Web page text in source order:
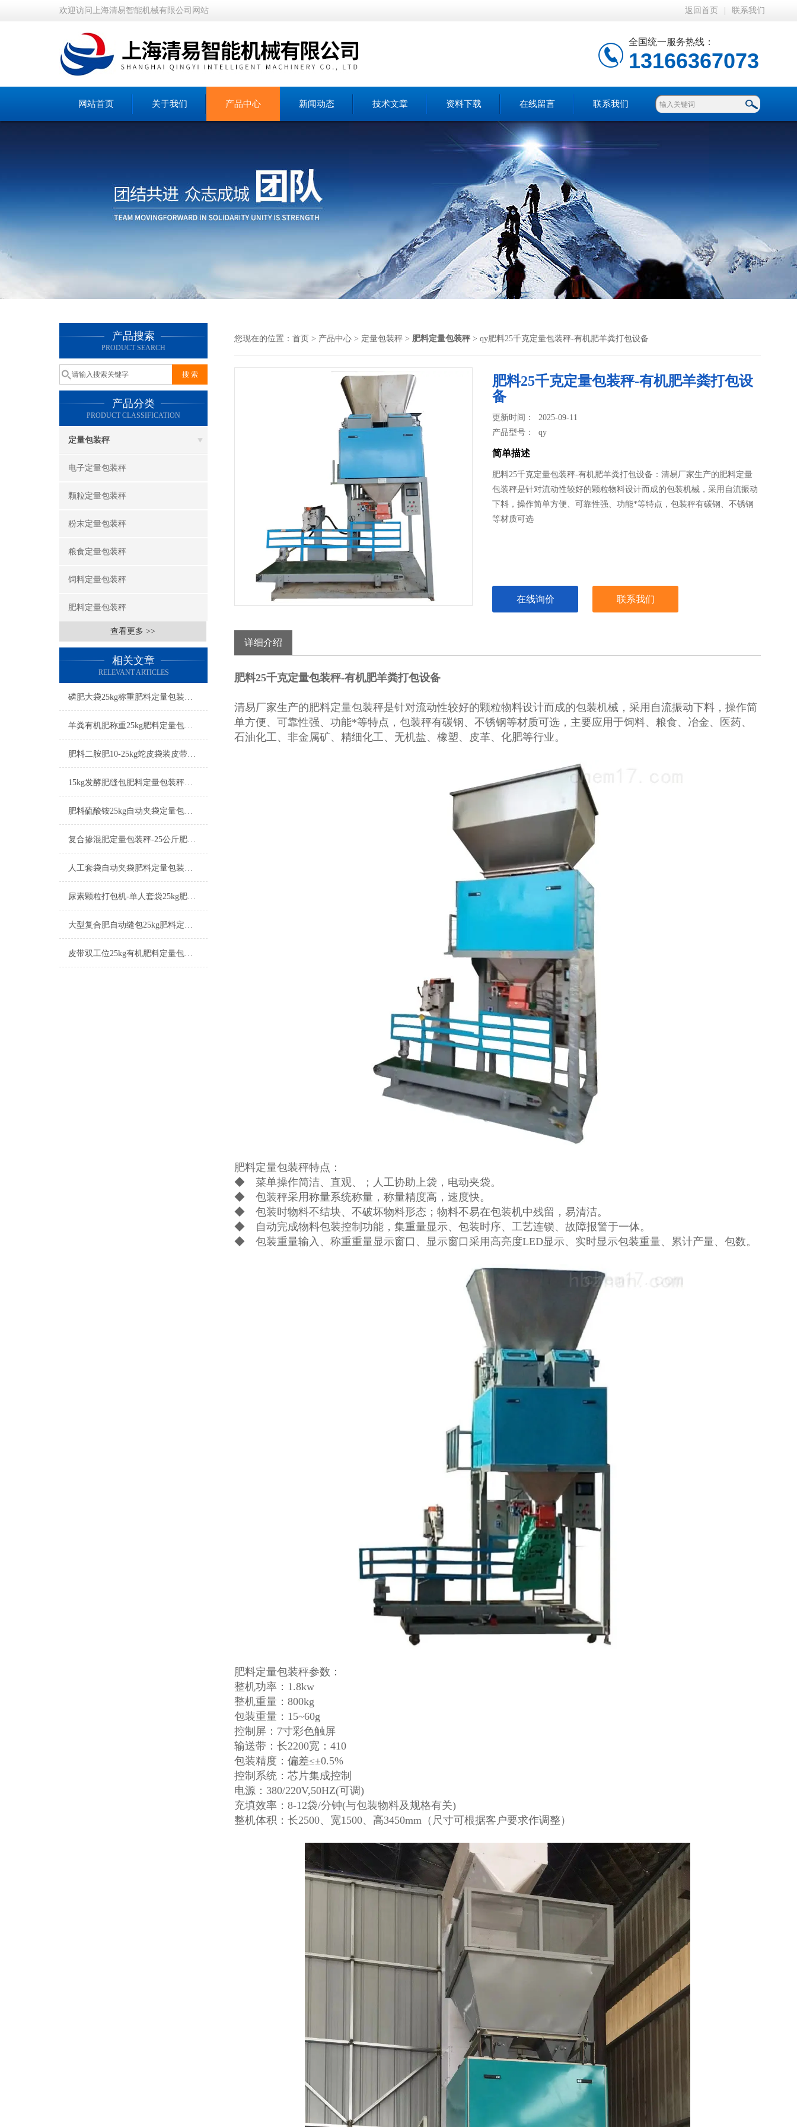
欢迎访问上海清易智能机械有限公司网站 返回首页 联系我们
全国统一服务热线：
13166367073
网站首页 关于我们 产品中心 新闻动态 技术文章 资料下载 在线留言 联系我们
产品搜索
PRODUCT SEARCH
产品分类
PRODUCT CLASSIFICATION
定量包装秤
电子定量包装秤
颗粒定量包装秤
粉末定量包装秤
粮食定量包装秤
饲料定量包装秤
肥料定量包装秤
查看更多 >>
相关文章
RELEVANT ARTICLES
磷肥大袋25kg称重肥料定量包装秤打包机简介
羊粪有机肥称重25kg肥料定量包装秤工厂生产
肥料二胺肥10-25kg蛇皮袋装皮带输送定量包装秤厂家
15kg发酵肥缝包肥料定量包装秤简介
肥料硫酸铵25kg自动夹袋定量包装秤厂家
复合掺混肥定量包装秤-25公斤肥料包装机厂家
人工套袋自动夹袋肥料定量包装秤厂家
尿素颗粒打包机-单人套袋25kg肥料定量包装秤厂家
大型复合肥自动缝包25kg肥料定量包装秤工作原理
皮带双工位25kg有机肥料定量包装秤厂家
您现在的位置： 首页 > 产品中心 > 定量包装秤 > 肥料定量包装秤 > qy肥料25千克定量包装秤-有机肥羊粪打包设备
肥料25千克定量包装秤-有机肥羊粪打包设
备
更新时间： 2025-09-11
产品型号：qy
简单描述
肥料25千克定量包装秤-有机肥羊粪打包设备：清易厂家生产的肥料定量
包装秤​是针对流动性较好的颗粒物料设计而成的包装机械，采用自流振动
下料，操作简单方便、可靠性强、功能*等特点，包装秤有碳钢、不锈钢
等材质可选
在线询价 联系我们
详细介绍
肥料25千克定量包装秤-有机肥羊粪打包设备
清易厂家生产的肥料定量包装秤是针对流动性较好的颗粒物料设计而成的包装机械，采用自流振动下料，操作简
单方便、可靠性强、功能*等特点，包装秤有碳钢、不锈钢等材质可选，主要应用于饲料、粮食、冶金、医药、
石油化工、非金属矿、精细化工、无机盐、橡塑、皮革、化肥等行业。
肥料定量包装秤特点：
◆ 菜单操作简洁、直观、；人工协助上袋，电动夹袋。
◆ 包装秤采用称量系统称量，称量精度高，速度快。
◆ 包装时物料不结块、不破坏物料形态；物料不易在包装机中残留，易清洁。
◆ 自动完成物料包装控制功能，集重量显示、包装时序、工艺连锁、故障报警于一体。
◆ 包装重量输入、称重重量显示窗口、显示窗口采用高亮度LED显示、实时显示包装重量、累计产量、包数。
肥料定量包装秤参数：
整机功率：1.8kw
整机重量：800kg
包装重量：15~60g
控制屏：7寸彩色触屏
输送带：长2200宽：410
包装精度：偏差≤±0.5%
控制系统：芯片集成控制
电源：380/220V,50HZ(可调)
充填效率：8-12袋/分钟(与包装物料及规格有关)
整机体积：长2500、宽1500、高3450mm（尺寸可根据客户要求作调整）